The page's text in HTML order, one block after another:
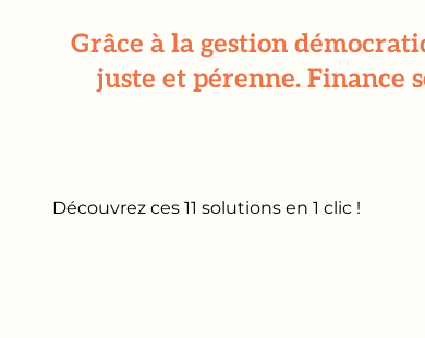
Grâce à la gestion
juste et pérenne. Finance
Découvrez ces 11 solutions en 1 clic !